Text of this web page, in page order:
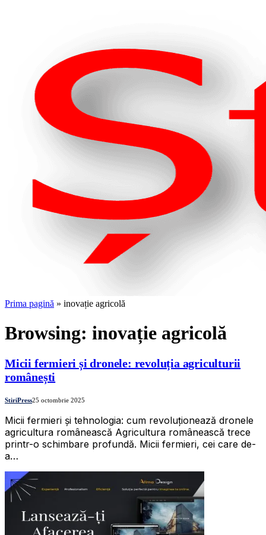
Prima pagină » inovație agricolă
Browsing: inovație agricolă
Micii fermieri și dronele: revoluția agriculturii
românești
StiriPress25 octombrie 2025
Micii fermieri și tehnologia: cum revoluționează dronele
agricultura românească Agricultura românească trece
printr-o schimbare profundă. Micii fermieri, cei care de-
a…